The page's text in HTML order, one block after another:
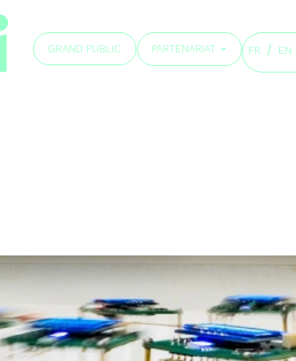
GRAND PUBLIC PARTENARIAT FR EN